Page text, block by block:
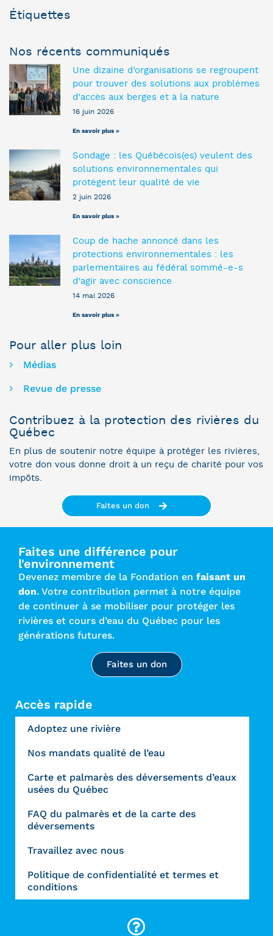
Étiquettes
Nos récents communiqués
Une dizaine d’organisations se regroupent
pour trouver des solutions aux problèmes
d’accès aux berges et à la nature
16 juin 2026
En savoir plus »
Sondage : les Québécois(es) veulent des
solutions environnementales qui
protègent leur qualité de vie
2 juin 2026
En savoir plus »
Coup de hache annoncé dans les
protections environnementales : les
parlementaires au fédéral sommé-e-s
d’agir avec conscience
14 mai 2026
En savoir plus »
Pour aller plus loin
Médias
Revue de presse
Contribuez à la protection des rivières du
Québec
En plus de soutenir notre équipe à protéger les rivières,
votre don vous donne droit à un reçu de charité pour vos
impôts.
Faites un don
Faites une différence pour
l'environnement
Devenez membre de la Fondation en faisant un
don. Votre contribution permet à notre équipe
de continuer à se mobiliser pour protéger les
rivières et cours d’eau du Québec pour les
générations futures.
Faites un don
Accès rapide
Adoptez une rivière
Nos mandats qualité de l’eau
Carte et palmarès des déversements d’eaux
usées du Québec
FAQ du palmarès et de la carte des
déversements
Travaillez avec nous
Politique de confidentialité et termes et
conditions